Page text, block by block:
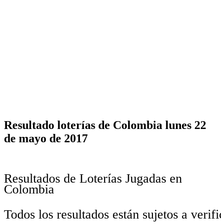
Resultado loterías de Colombia lunes 22
de mayo de 2017
Resultados de Loterías Jugadas en
Colombia
Todos los resultados están sujetos a